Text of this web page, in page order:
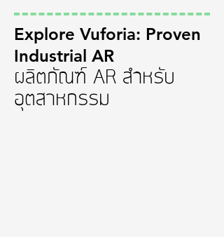
Explore Vuforia: Proven
Industrial AR
ผลิตภััณฑ์ AR สำหรับ
อุตสาหกรรม